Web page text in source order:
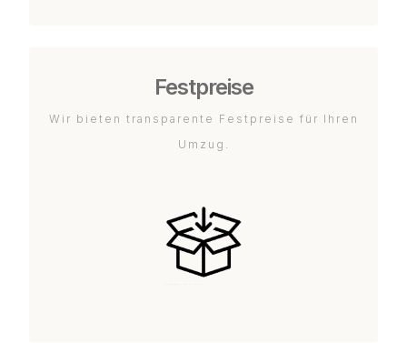
Festpreise
Wir bieten transparente Festpreise für Ihren
Umzug.